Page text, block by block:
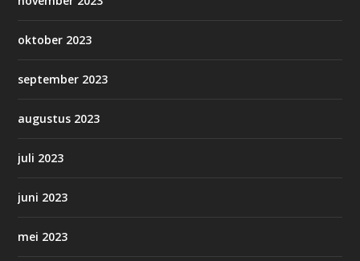
oktober 2023
september 2023
augustus 2023
juli 2023
juni 2023
mei 2023